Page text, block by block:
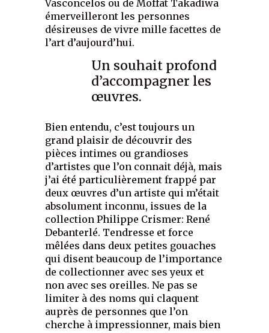
Vasconcelos ou de Moffat Takadiwa
émerveilleront les personnes
désireuses de vivre mille facettes de
l’art d’aujourd’hui.
Un souhait profond
d’accompagner les
œuvres.
Bien entendu, c’est toujours un
grand plaisir de découvrir des
pièces intimes ou grandioses
d’artistes que l’on connait déjà, mais
j’ai été particulièrement frappé par
deux œuvres d’un artiste qui m’était
absolument inconnu, issues de la
collection Philippe Crismer: René
Debanterlé. Tendresse et force
mêlées dans deux petites gouaches
qui disent beaucoup de l’importance
de collectionner avec ses yeux et
non avec ses oreilles. Ne pas se
limiter à des noms qui claquent
auprès de personnes que l’on
cherche à impressionner, mais bien